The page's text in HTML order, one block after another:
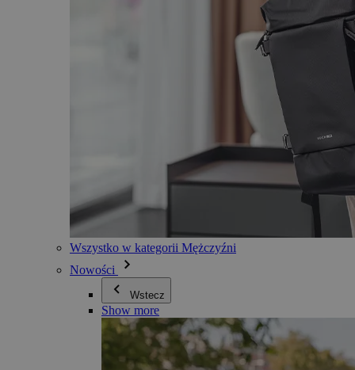
Wszystko w kategorii Mężczyźni
Nowości
Wstecz
Show more